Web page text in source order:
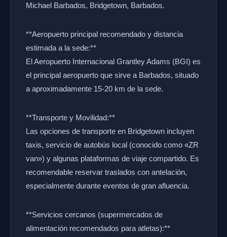
Michael Barbados, Bridgetown, Barbados.
**Aeropuerto principal recomendado y distancia
estimada a la sede:**
El Aeropuerto Internacional Grantley Adams (BGI) es
el principal aeropuerto que sirve a Barbados, situado
a aproximadamente 15-20 km de la sede.
**Transporte y Movilidad:**
Las opciones de transporte en Bridgetown incluyen
taxis, servicio de autobús local (conocido como «ZR
van») y algunas plataformas de viaje compartido. Es
recomendable reservar traslados con antelación,
especialmente durante eventos de gran afluencia.
**Servicios cercanos (supermercados de
alimentación recomendados para atletas):**